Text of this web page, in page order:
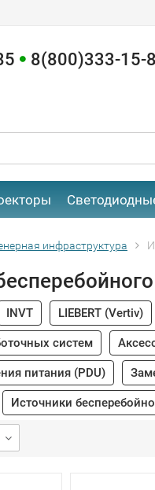
8(800)333-15-
инфраструктура
INVT LIEBERT (Vertiv)
систем
питания (PDU)
Источники